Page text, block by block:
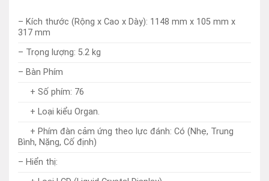
+ Số phím: 76
+ Loại kiểu Organ.
+ Phím đàn cảm ứng theo lực đánh: Có (Nhẹ, Trung
Bình, Nặng, Cố định)
– Hiển thị:
+ Loại LCD (Liquid Crystal Display)
+ Ánh sáng nền: Có
+ Ngôn ngữ: Tiếng Anh
– Bảng điều khiển ngôn ngữ: Tiếng Anh